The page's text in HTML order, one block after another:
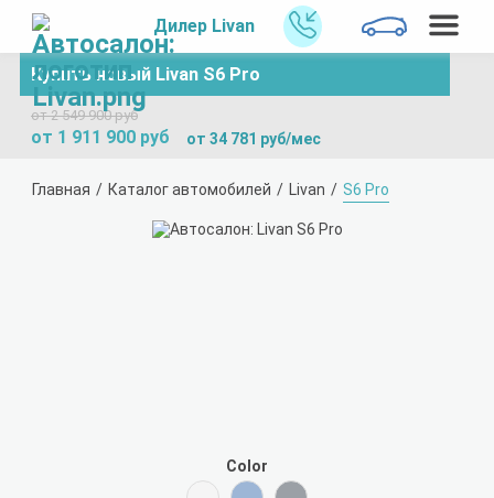
Дилер Livan
Купить новый Livan S6 Pro
от 2 549 900 руб
от 1 911 900 руб от 34 781 руб/мес
Главная Каталог автомобилей Livan S6 Pro
Color